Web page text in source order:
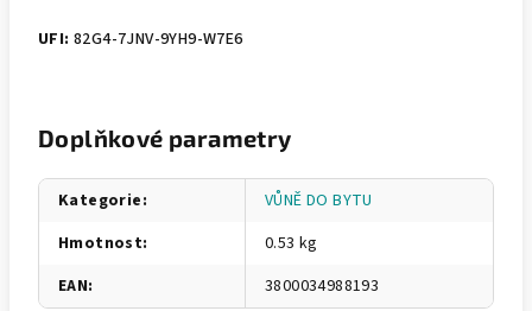
UFI: 82G4-7JNV-9YH9-W7E6
Doplňkové parametry
Kategorie:
VŮNĚ DO BYTU
Hmotnost:
0.53 kg
EAN: 3800034988193